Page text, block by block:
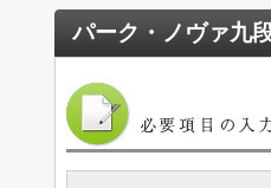
パーク・ノヴァ九